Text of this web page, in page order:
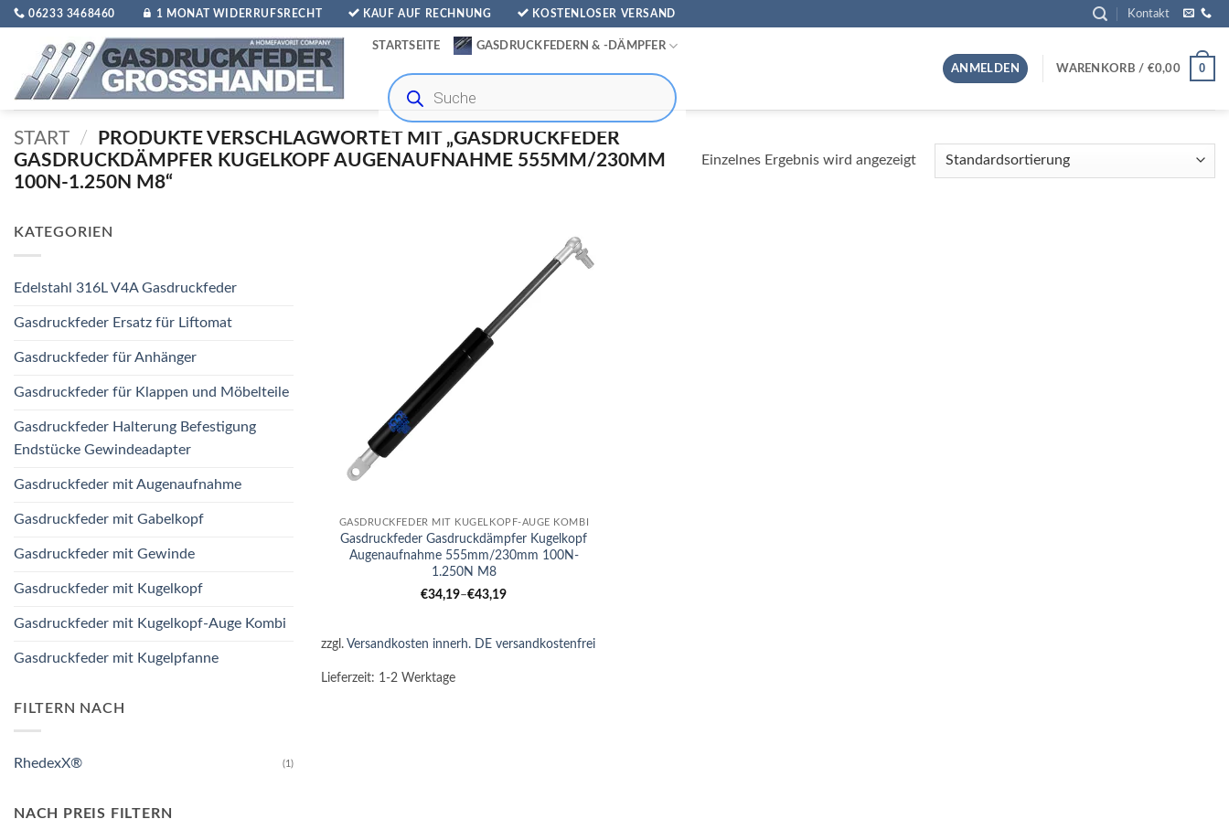
Zum
springen
06233 3468460 1 MONAT WIDERRUFSRECHT KAUF AUF RECHNUNG KOSTENLOSER VERSAND Kontakt
STARTSEITE GASDRUCKFEDERN & -DÄMPFER
Products
search
ANMELDEN WARENKORB / €0,00 0
START /
PRODUKTE VERSCHLAGWORTET MIT „GASDRUCKFEDER
GASDRUCKDÄMPFER KUGELKOPF AUGENAUFNAHME 555MM/230MM
100N-1.250N M8“
Einzelnes Ergebnis wird angezeigt
KATEGORIEN
Edelstahl 316L V4A Gasdruckfeder
Gasdruckfeder Ersatz für Liftomat
Gasdruckfeder für Anhänger
Gasdruckfeder für Klappen und Möbelteile
Gasdruckfeder Halterung Befestigung
Endstücke Gewindeadapter
Gasdruckfeder mit Augenaufnahme
Gasdruckfeder mit Gabelkopf
Gasdruckfeder mit Gewinde
Gasdruckfeder mit Kugelkopf
Gasdruckfeder mit Kugelkopf-Auge Kombi
Gasdruckfeder mit Kugelpfanne
FILTERN NACH
RhedexX® (1)
NACH PREIS FILTERN
GASDRUCKFEDER MIT KUGELKOPF-AUGE KOMBI
Gasdruckfeder Gasdruckdämpfer Kugelkopf
Augenaufnahme 555mm/230mm 100N-
1.250N M8
€34,19–€43,19
zzgl. Versandkosten innerh. DE versandkostenfrei
Lieferzeit: 1-2 Werktage